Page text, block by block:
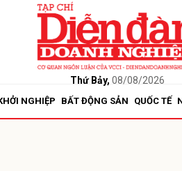
Thứ Bảy, 08/08/2026
NGHIỆP BẤT ĐỘNG SẢN QUỐC TẾ